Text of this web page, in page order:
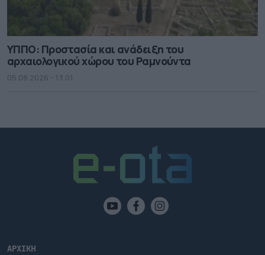
ΥΠΠΟ: Προστασία και ανάδειξη του
αρχαιολογικού χώρου του Ραμνούντα
05.08.2026 - 13.01
ΑΡΧΙΚΗ